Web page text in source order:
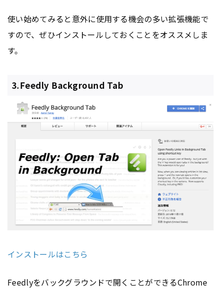
使い始めてみると意外に使用する機会の多い拡張機能で
すので、ぜひインストールしておくことをオススメしま
す。
3.Feedly Background Tab
インストールはこちら
Feedlyをバックグラウンドで開くことができるChrome